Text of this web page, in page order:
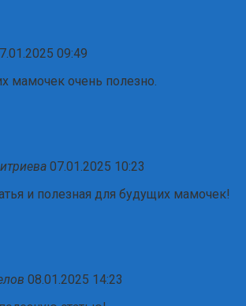
09:49
мамочек очень полезно.
07.01.2025 10:23
и полезная для будущих мамочек!
08.01.2025 14:23